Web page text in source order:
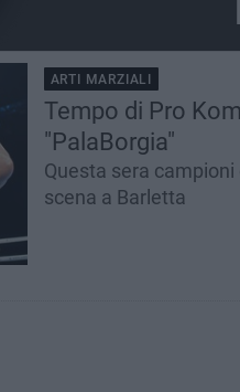
ARTI MARZIALI
Tempo di Pro
"PalaBorgia"
Questa sera
scena a Barletta